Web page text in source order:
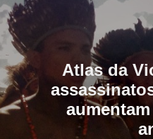
Atlas da